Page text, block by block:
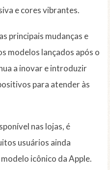
e cores vibrantes.
principais mudanças e
modelos lançados após o
a inovar e introduzir
para atender às
nas lojas, é
usuários ainda
icônico da Apple.